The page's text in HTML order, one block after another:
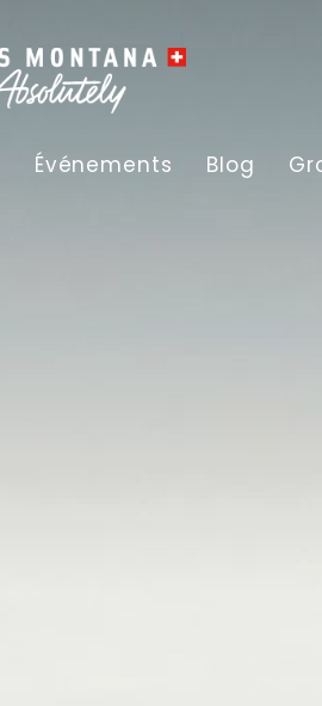
Événements Blog